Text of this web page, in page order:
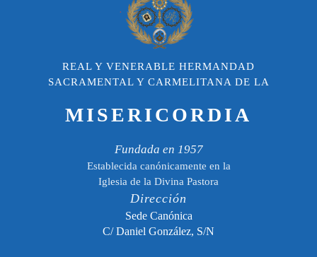
REAL Y VENERABLE HERMANDAD
SACRAMENTAL Y CARMELITANA DE LA
MISERICORDIA
Fundada en 1957
Establecida canónicamente en la
Iglesia de la Divina Pastora
Dirección
Sede Canónica
C/ Daniel González, S/N